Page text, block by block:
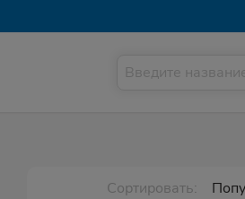
Сортировать: